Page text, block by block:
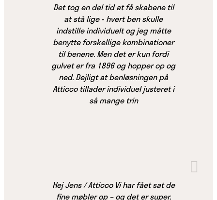
Det tog en del tid at få skabene til
at stå lige - hvert ben skulle
indstille individuelt og jeg måtte
benytte forskellige kombinationer
til benene. Men det er kun fordi
gulvet er fra 1896 og hopper op og
ned. Dejligt at benløsningen på
Atticco tillader individuel justeret i
så mange trin
Hej Jens / Atticco Vi har fået sat de
fine møbler op – og det er super.